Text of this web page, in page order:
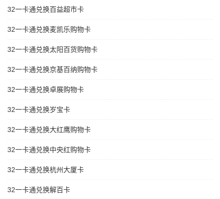
32一卡通兑换百益超市卡
32一卡通兑换麦凯乐购物卡
32一卡通兑换太阳百货购物卡
32一卡通兑换京基百纳购物卡
32一卡通兑换卓展购物卡
32一卡通兑换岁宝卡
32一卡通兑换大红鹰购物卡
32一卡通兑换中央红购物卡
32一卡通兑换杭州大厦卡
32一卡通兑换解百卡